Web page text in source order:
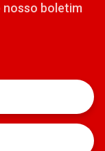
nosso boletim